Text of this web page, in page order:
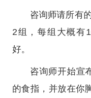
咨询师请所有
2组，每组大概有
好。
咨询师开始宣
的食指，并放在你